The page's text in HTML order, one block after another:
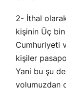
2- İthal
kişinin Üç
Cumhuriyeti
kişiler
Yani bu şu
yolumuzdan